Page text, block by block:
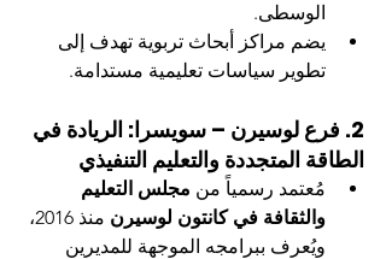
الوسطى.
يضم مراكز أبحاث تربوية تهدف إلى
تطوير سياسات تعليمية مستدامة.
2. فرع لوسيرن – سويسرا: الريادة في
الطاقة المتجددة والتعليم التنفيذي
مُعتمد رسمياً من مجلس التعليم
والثقافة في كانتون لوسيرن
منذ 2016،
ويُعرف ببرامجه الموجهة للمديرين